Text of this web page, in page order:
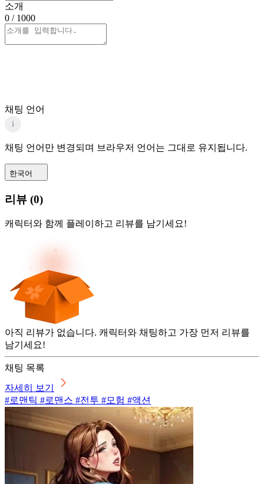
소개
0 / 1000
채팅 언어
i
채팅 언어만 변경되며 브라우저 언어는 그대로 유지됩니다.
한국어
리뷰 (0)
캐릭터와 함께 플레이하고 리뷰를 남기세요!
아직 리뷰가 없습니다. 캐릭터와 채팅하고 가장 먼저 리뷰를
남기세요!
채팅 목록
자세히 보기
#로맨틱 #로맨스 #전투 #모험 #액션